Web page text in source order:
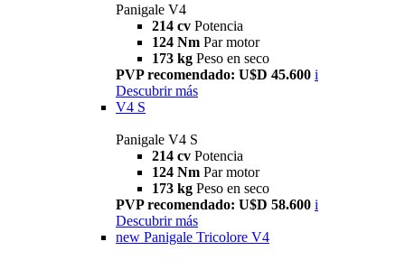
Panigale V4
214 cv Potencia
124 Nm Par motor
173 kg Peso en seco
PVP recomendado: U$D 45.600 i
Descubrir más
V4 S
Panigale V4 S
214 cv Potencia
124 Nm Par motor
173 kg Peso en seco
PVP recomendado: U$D 58.600 i
Descubrir más
new Panigale Tricolore V4